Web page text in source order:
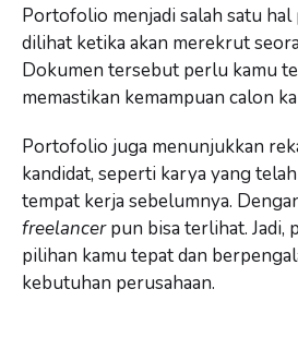
Portofolio menjadi salah satu
dilihat ketika akan merekrut
Dokumen tersebut perlu kamu
memastikan kemampuan calon
Portofolio juga menunjukkan
kandidat, seperti karya yang
tempat kerja sebelumnya.
freelancerpun bisa terlihat. Jadi,
pilihan kamu tepat dan
kebutuhan perusahaan.